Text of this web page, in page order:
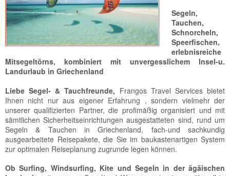
Segeln,
Tauchen,
Schnorcheln,
Speerfischen,
erlebnisreiche
Mitsegeltörns, kombiniert mit unvergesslichem Insel-u.
Landurlaub in Griechenland
Liebe Segel- & Tauchfreunde, Frangos Travel Services bietet
Ihnen nicht nur aus eigener Erfahrung , sondern vielmehr der
unserer qualifizierten Partner, die profimäßig organisiert und mit
sämtlichen Sicherheitseinrichtungen ausgestatteten sind, rund um
Segeln & Tauchen in Griechenland, fach-und sachkundig
ausgearbeitete Reisepakete, die Sie im baukastenartigen System
zur optimalen Reiseplanung zugrunde legen können.
Ob Surfing, Windsurfing, Kite und Segeln in der ägäischen